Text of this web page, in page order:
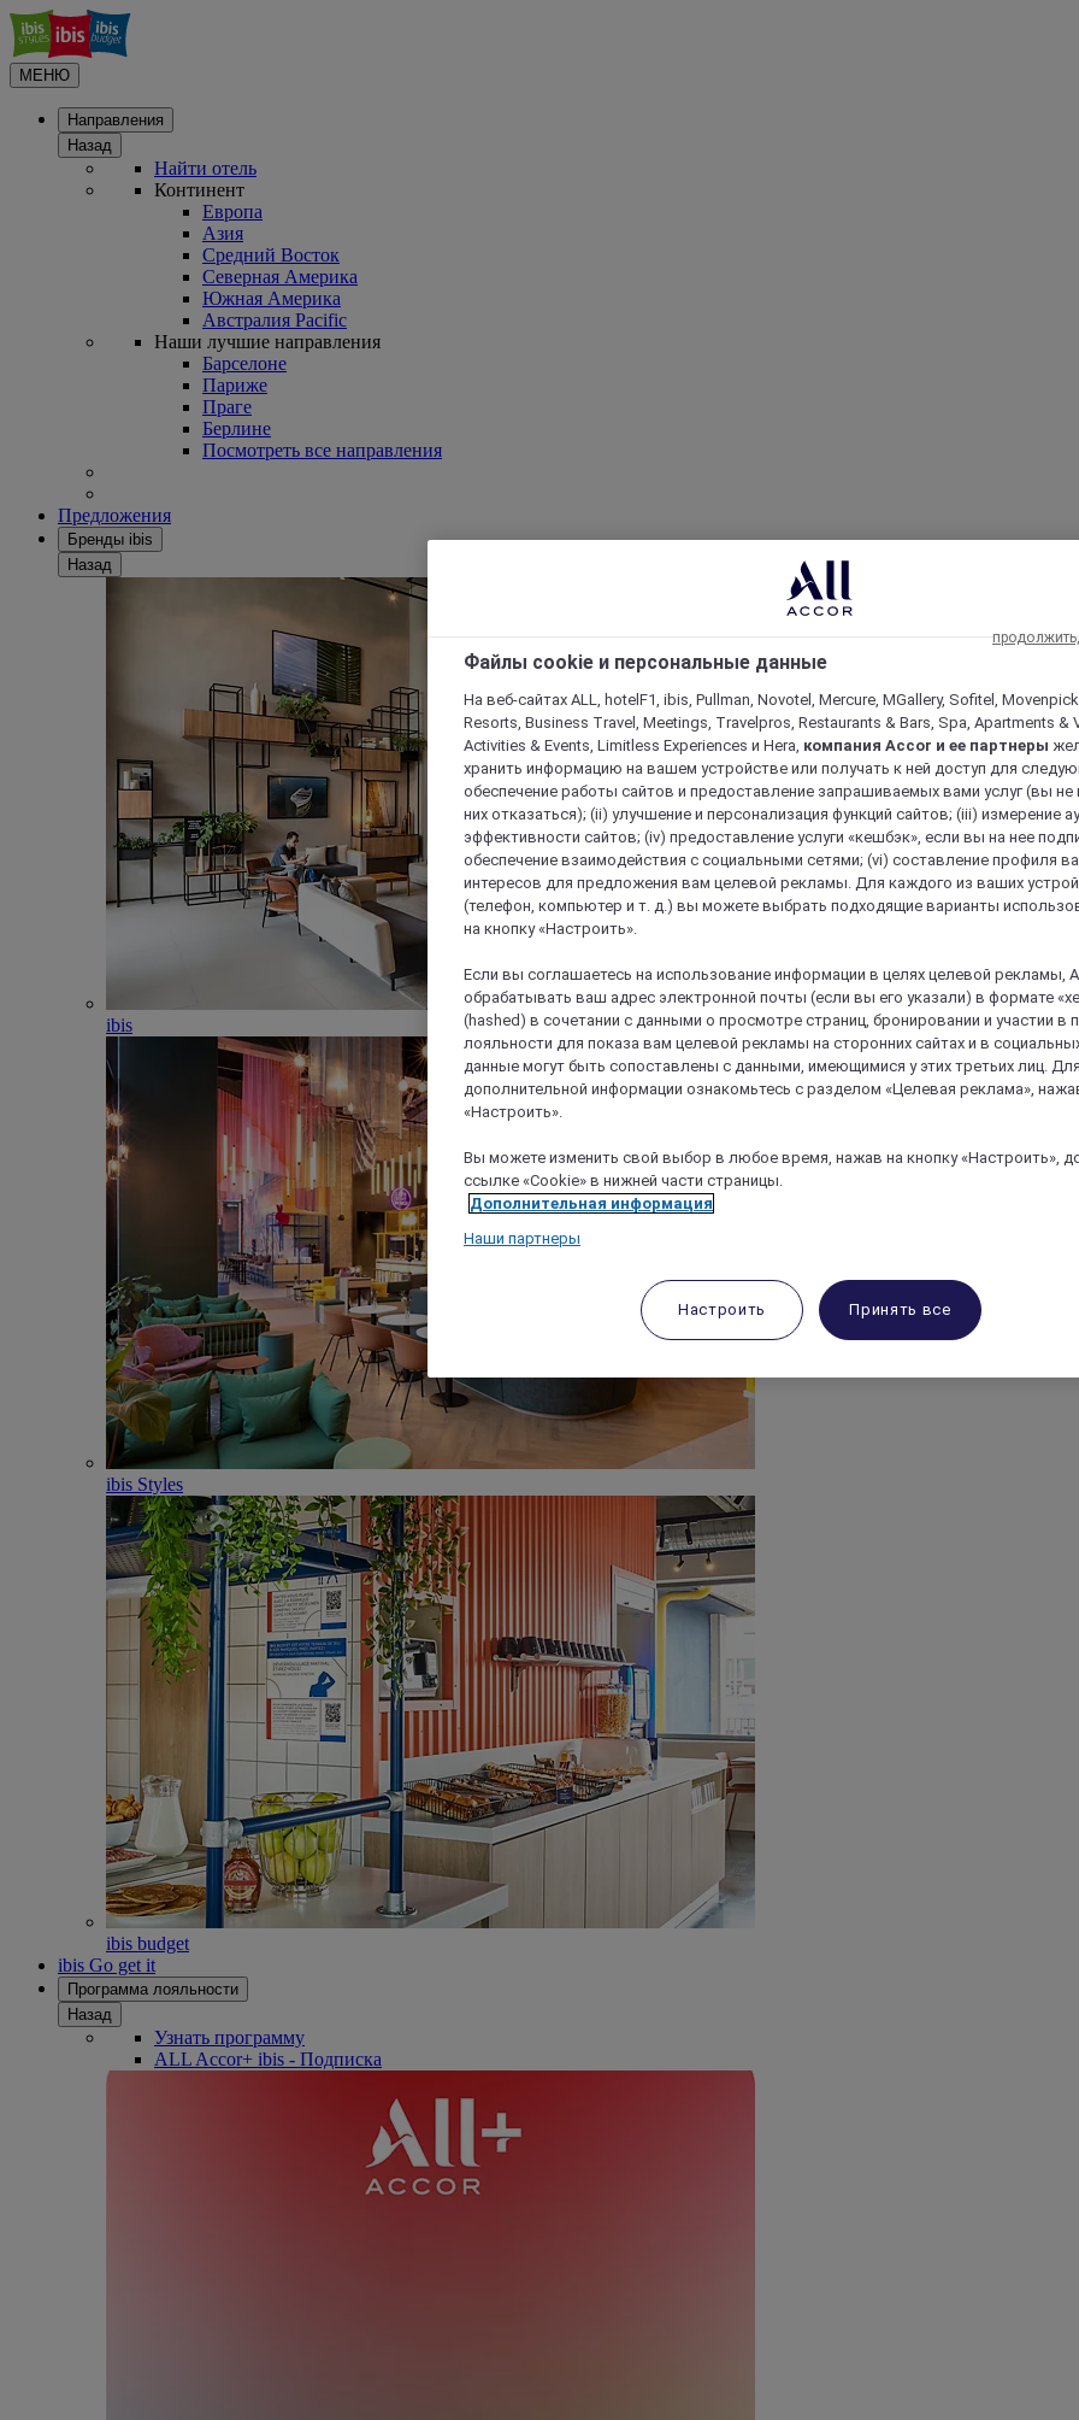
МЕНЮ
Направления
Назад
Найти отель
Континент
Европа
Азия
Средний Восток
Северная Америка
Южная Америка
Австралия Pacific
Наши лучшие направления
Барселоне
Париже
Праге
Берлине
Посмотреть все направления
Предложения
Бренды ibis
Назад
ibis
ibis Styles
ibis budget
ibis Go get it
Программа лояльности
Назад
Узнать программу
ALL Accor+ ibis - Подписка
Файлы cookie и персональные данные
На веб-сайтах ALL, hotelF1, ibis, Pullman, Novotel, Mercure, MGallery, Sofitel,
Resorts, Business Travel, Meetings, Travelpros, Restaurants & Bars, Spa, Apartments &
Activities & Events, Limitless Experiences и Hera, компания Accor и ее партнеры
хранить информацию на вашем устройстве или получать к ней доступ для
обеспечение работы сайтов и предоставление запрашиваемых вами услуг (вы
них отказаться); (ii) улучшение и персонализация функций сайтов; (iii) измерение
эффективности сайтов; (iv) предоставление услуги «кешбэк», если вы на нее
обеспечение взаимодействия с социальными сетями; (vi) составление профиля
интересов для предложения вам целевой рекламы. Для каждого из ваших
(телефон, компьютер и т. д.) вы можете выбрать подходящие варианты
на кнопку «Настроить».
Если вы соглашаетесь на использование информации в целях целевой рекламы,
обрабатывать ваш адрес электронной почты (если вы его указали) в формате
(hashed) в сочетании с данными о просмотре страниц, бронировании и участии в
лояльности для показа вам целевой рекламы на сторонних сайтах и в
данные могут быть сопоставлены с данными, имеющимися у этих третьих лиц.
дополнительной информации ознакомьтесь с разделом «Целевая реклама»,
«Настроить».
Вы можете изменить свой выбор в любое время, нажав на кнопку «Настроить»,
ссылке «Cookie» в нижней части страницы.
Дополнительная информация
Наши партнеры
Настроить Принять все